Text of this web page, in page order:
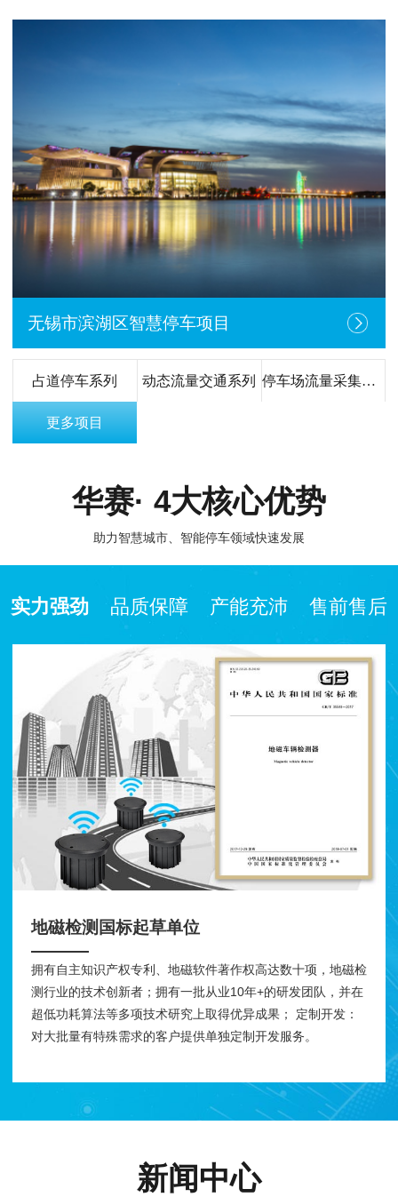
无锡市滨湖区智慧停车项目
占道停车系列 动态流量交通系列 停车场流量采集系列
更多项目
华赛· 4大核心优势
助力智慧城市、智能停车领域快速发展
实力强劲 品质保障 产能充沛 售前售后
地磁检测国标起草单位
拥有自主知识产权专利、地磁软件著作权高达数十项，地磁检
测行业的技术创新者；拥有一批从业10年+的研发团队，并在
超低功耗算法等多项技术研究上取得优异成果； 定制开发：
对大批量有特殊需求的客户提供单独定制开发服务。
新闻中心